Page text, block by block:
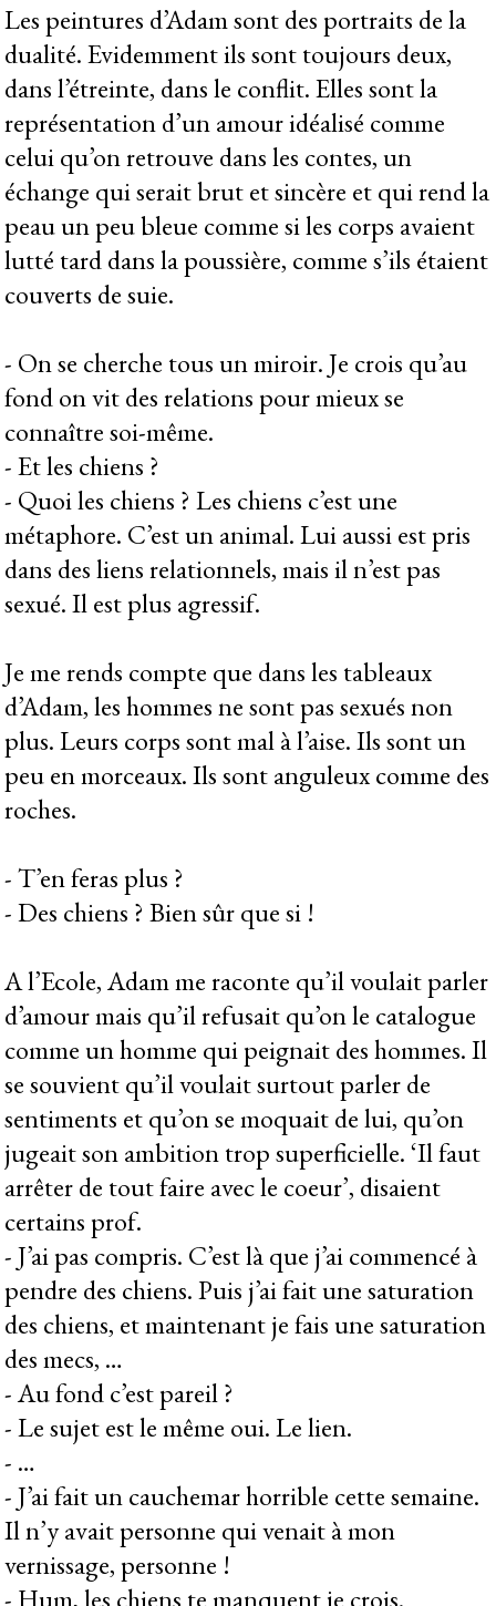
Les peintures d’Adam sont des portraits de la
dualité. Evidemment ils sont toujours deux,
dans l’étreinte, dans le conflit. Elles sont la
représentation d’un amour idéalisé comme
celui qu’on retrouve dans les contes, un
échange qui serait brut et sincère et qui rend la
peau un peu bleue comme si les corps avaient
lutté tard dans la poussière, comme s’ils étaient
couverts de suie.
- On se cherche tous un miroir. Je crois qu’au
fond on vit des relations pour mieux se
connaître soi-même.
- Et les chiens ?
- Quoi les chiens ? Les chiens c’est une
métaphore. C’est un animal. Lui aussi est pris
dans des liens relationnels, mais il n’est pas
sexué. Il est plus agressif.
Je me rends compte que dans les tableaux
d’Adam, les hommes ne sont pas sexués non
plus. Leurs corps sont mal à l’aise. Ils sont un
peu en morceaux. Ils sont anguleux comme des
roches.
- T’en feras plus ?
- Des chiens ? Bien sûr que si !
A l’Ecole, Adam me raconte qu’il voulait parler
d’amour mais qu’il refusait qu’on le catalogue
comme un homme qui peignait des hommes. Il
se souvient qu’il voulait surtout parler de
sentiments et qu’on se moquait de lui, qu’on
jugeait son ambition trop superficielle. ‘Il faut
arrêter de tout faire avec le coeur’, disaient
certains prof.
- J’ai pas compris. C’est là que j’ai commencé à
pendre des chiens. Puis j’ai fait une saturation
des chiens, et maintenant je fais une saturation
des mecs, …
- Au fond c’est pareil ?
- Le sujet est le même oui. Le lien.
- …
- J’ai fait un cauchemar horrible cette semaine.
Il n’y avait personne qui venait à mon
vernissage, personne !
- Hum, les chiens te manquent je crois.